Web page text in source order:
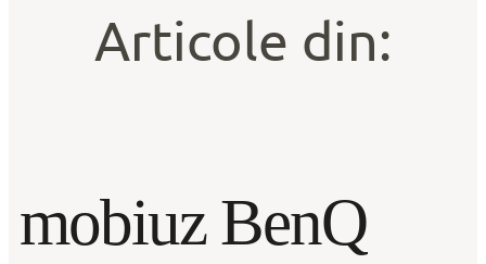
Articole din:
mobiuz BenQ